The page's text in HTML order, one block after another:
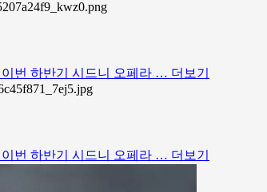
이번 하반기 시드니 오페라 … 더보기
이번 하반기 시드니 오페라 … 더보기